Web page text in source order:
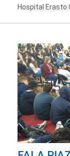
Hospital Erasto